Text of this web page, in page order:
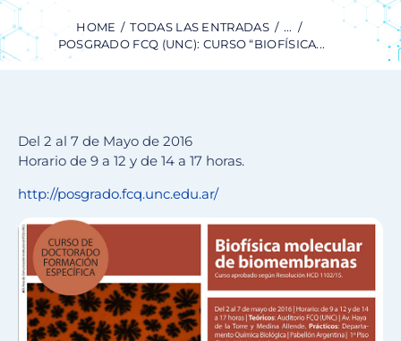
HOME TODAS LAS ENTRADAS
...
POSGRADO FCQ (UNC): CURSO “BIOFÍSICA...
Del 2 al 7 de Mayo de 2016
Horario de 9 a 12 y de 14 a 17 horas.
http://posgrado.fcq.unc.edu.ar/